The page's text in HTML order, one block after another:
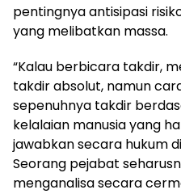
pentingnya antisipasi
yang melibatkan massa.
“Kalau berbicara takdir,
takdir absolut, namun
sepenuhnya takdir
kelalaian manusia yang
jawabkan secara hukum
Seorang pejabat
menganalisa secara